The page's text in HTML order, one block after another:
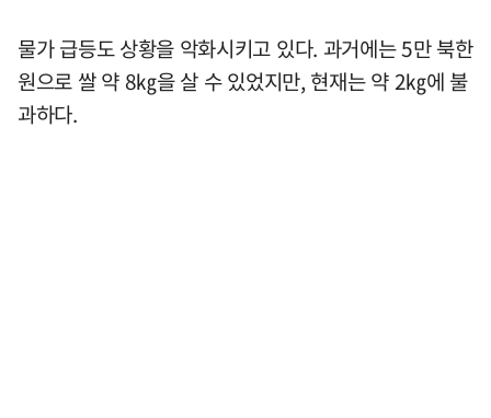
물가 급등도 상황을 악화시키고 있다. 과거에는 5만 북한
원으로 쌀 약 8㎏을 살 수 있었지만, 현재는 약 2㎏에 불
과하다.